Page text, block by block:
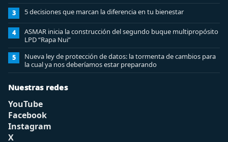
3 5 decisiones que marcan la diferencia en tu bienestar
4
ASMAR inicia la construcción del segundo buque multipropósito
LPD “Rapa Nui”
5
Nueva ley de protección de datos: la tormenta de cambios para
la cual ya nos deberíamos estar preparando
Nuestras redes
YouTube
Facebook
Instagram
X